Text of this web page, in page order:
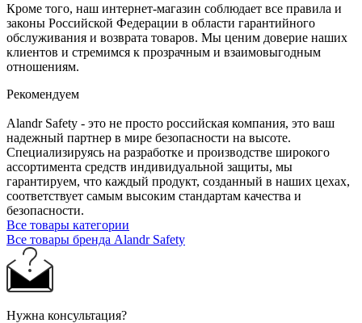
Кроме того, наш интернет-магазин соблюдает все правила и
законы Российской Федерации в области гарантийного
обслуживания и возврата товаров. Мы ценим доверие наших
клиентов и стремимся к прозрачным и взаимовыгодным
отношениям.
Рекомендуем
Alandr Safety - это не просто российская компания, это ваш
надежный партнер в мире безопасности на высоте.
Специализируясь на разработке и производстве широкого
ассортимента средств индивидуальной защиты, мы
гарантируем, что каждый продукт, созданный в наших цехах,
соответствует самым высоким стандартам качества и
безопасности.
Все товары категории
Все товары бренда Alandr Safety
Нужна консультация?